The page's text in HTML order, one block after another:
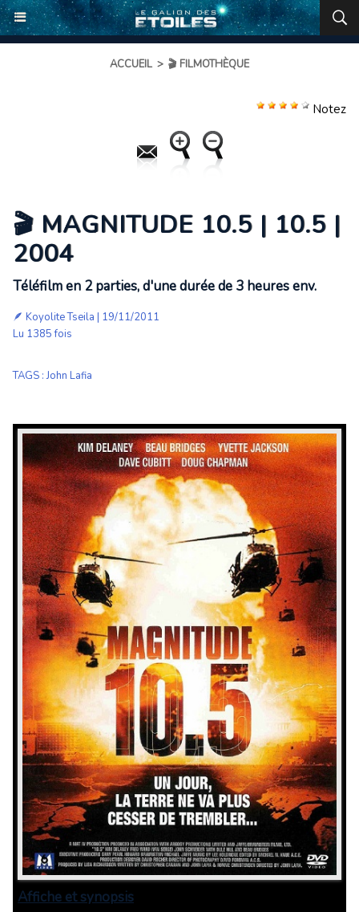
ACCUEIL > 🎬 FILMOTHÈQUE
Notez
🎬 MAGNITUDE 10.5 | 10.5 |
2004
Téléfilm en 2 parties, d'une durée de 3 heures env.
🪶 Koyolite Tseila | 19/11/2011
Lu 1385 fois
TAGS :John Lafia
Affiche et synopsis